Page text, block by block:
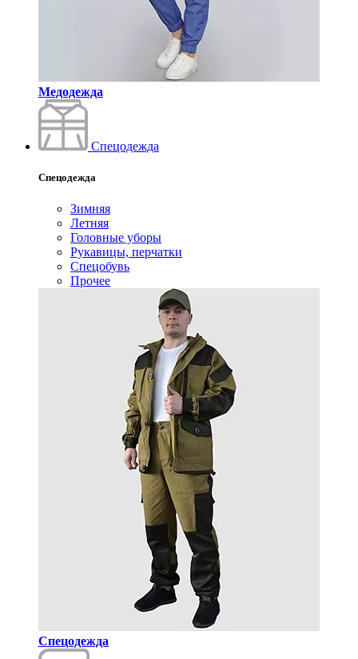
Медодежда
Спецодежда
Спецодежда
Зимняя
Летняя
Головные уборы
Рукавицы, перчатки
Спецобувь
Прочее
Спецодежда